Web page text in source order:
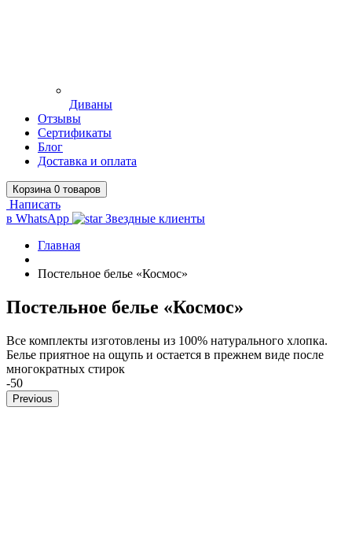
Диваны
Отзывы
Сертификаты
Блог
Доставка и оплата
Корзина 0 товаров
Написать
в WhatsApp
Звездные клиенты
Главная
Постельное белье «Космос»
Постельное белье «Космос»
Все комплекты изготовлены из 100% натурального хлопка.
Белье приятное на ощупь и остается в прежнем виде после
многократных стирок
-50
Previous